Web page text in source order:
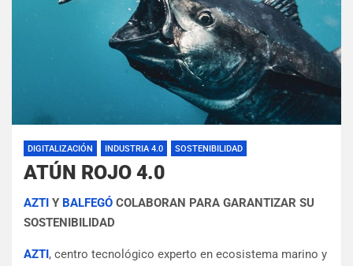
DIGITALIZACIÓN INDUSTRIA 4.0 SOSTENIBILIDAD
ATÚN ROJO 4.0
AZTI Y BALFEGÓ COLABORAN PARA GARANTIZAR SU
SOSTENIBILIDAD
AZTI, centro tecnológico experto en ecosistema marino y